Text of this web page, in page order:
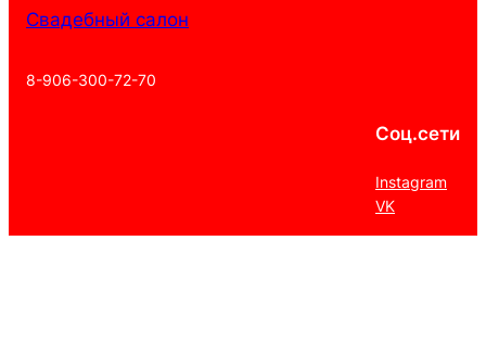
Свадебный салон
8-906-300-72-70
Соц.сети
Instagram
VK